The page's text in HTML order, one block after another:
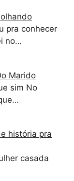
pra conhecer
no…
Marido
sim No
história pra
casada